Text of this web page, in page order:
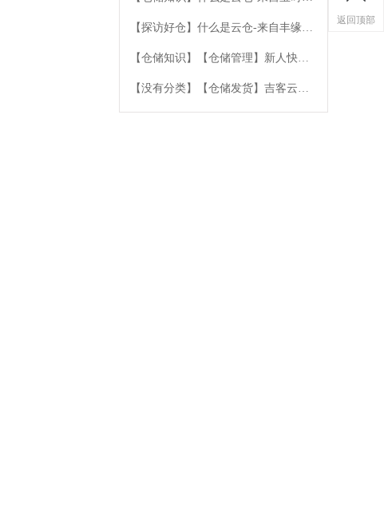
返回顶部
【探访好仓】什么是云仓-来自丰缘云
【仓储知识】【仓储管理】新人快速
【没有分类】【仓储发货】吉客云扫